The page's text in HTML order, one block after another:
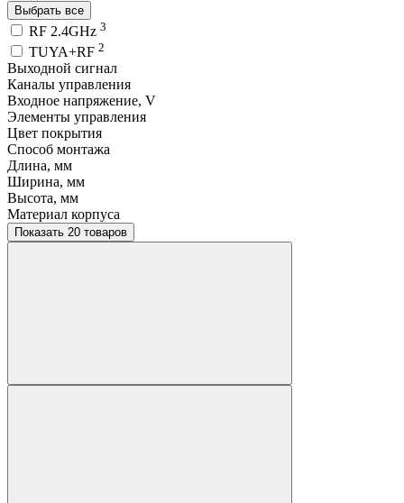
Выбрать все
RF 2.4GHz 3
TUYA+RF 2
Выходной сигнал
Каналы управления
Входное напряжение, V
Элементы управления
Цвет покрытия
Способ монтажа
Длина, мм
Ширина, мм
Высота, мм
Материал корпуса
Показать 20 товаров